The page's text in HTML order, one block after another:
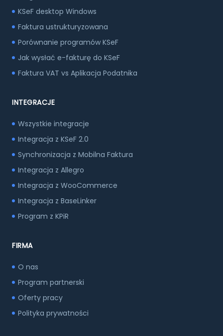
KSeF desktop Windows
Faktura ustrukturyzowana
Porównanie programów KSeF
Jak wysłać e-fakturę do KSeF
Faktura VAT vs Aplikacja Podatnika
INTEGRACJE
Wszystkie integracje
Integracja z KSeF 2.0
Synchronizacja z Mobilna Faktura
Integracja z Allegro
Integracja z WooCommerce
Integracja z BaseLinker
Program z KPiR
FIRMA
O nas
Program partnerski
Oferty pracy
Polityka prywatności